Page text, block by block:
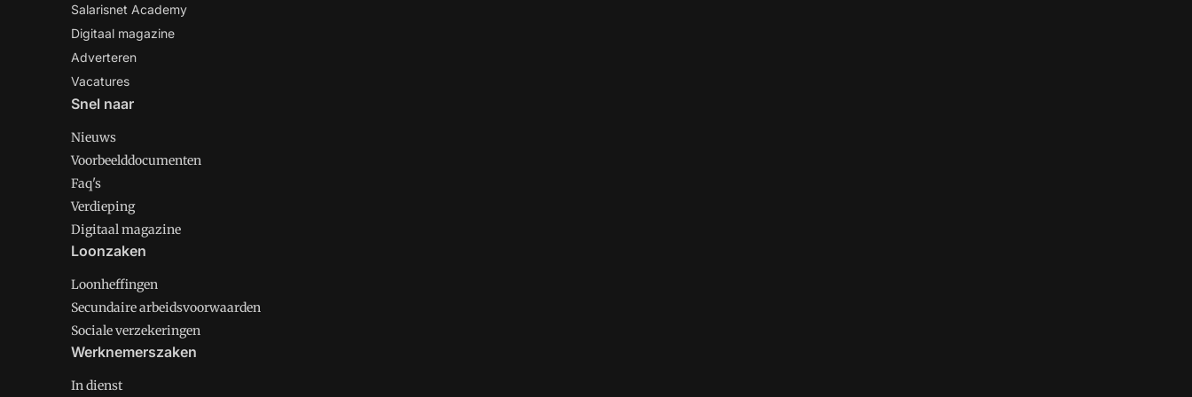
Salarisnet Academy
Digitaal magazine
Adverteren
Vacatures
Snel naar
Nieuws
Voorbeelddocumenten
Faq's
Verdieping
Digitaal magazine
Loonzaken
Loonheffingen
Secundaire arbeidsvoorwaarden
Sociale verzekeringen
Werknemerszaken
In dienst